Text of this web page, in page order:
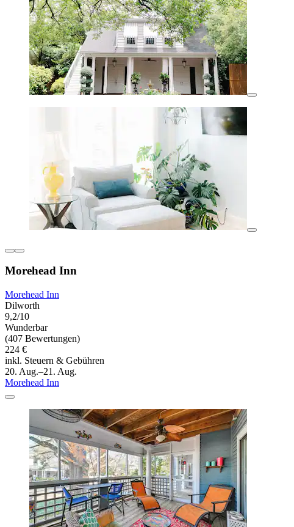
Morehead Inn
Morehead Inn
Dilworth
9,2/10
Wunderbar
(407 Bewertungen)
224 €
inkl. Steuern & Gebühren
20. Aug.–21. Aug.
Morehead Inn